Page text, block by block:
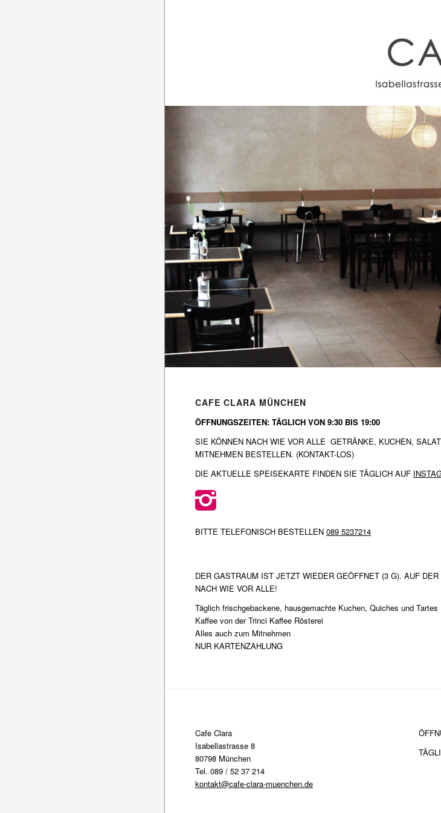
CAFE CLARA MÜNCHEN
ÖFFNUNGSZEITEN: TÄGLICH VON 9:30 BIS 19:00
SIE KÖNNEN NACH WIE VOR ALLE GETRÄNKE, KUCHEN,
MITNEHMEN BESTELLEN. (KONTAKT-LOS)
DIE AKTUELLE SPEISEKARTE FINDEN SIE TÄGLICH AUF
BITTE TELEFONISCH BESTELLEN 089 5237214
DER GASTRAUM IST JETZT WIEDER GEÖFFNET (3 G). AUF
NACH WIE VOR ALLE!
Täglich frischgebackene, hausgemachte Kuchen, Quiches und Tartes
Kaffee von der Trinci Kaffee Rösterei
Alles auch zum Mitnehmen
NUR KARTENZAHLUNG
Cafe Clara
Isabellastrasse 8
80798 München
Tel. 089 / 52 37 214
kontakt@cafe-clara-muenchen.de